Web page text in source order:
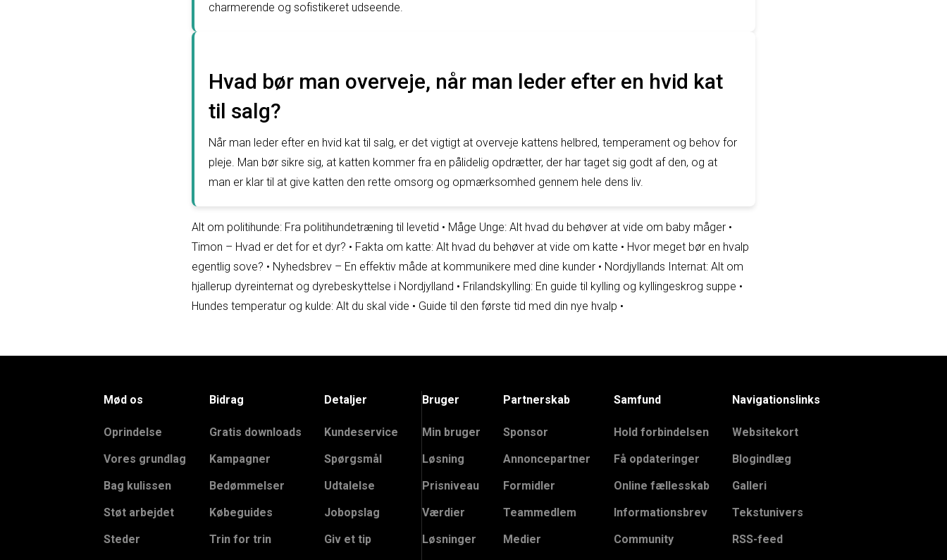
charmerende og sofistikeret udseende.
Hvad bør man overveje, når man leder efter en hvid kat
til salg?
Når man leder efter en hvid kat til salg, er det vigtigt at overveje kattens helbred, temperament og behov for
pleje. Man bør sikre sig, at katten kommer fra en pålidelig opdrætter, der har taget sig godt af den, og at
man er klar til at give katten den rette omsorg og opmærksomhed gennem hele dens liv.
Alt om politihunde: Fra politihundetræning til levetid • Måge Unge: Alt hvad du behøver at vide om baby måger •
Timon – Hvad er det for et dyr? • Fakta om katte: Alt hvad du behøver at vide om katte • Hvor meget bør en hvalp
egentlig sove? • Nyhedsbrev – En effektiv måde at kommunikere med dine kunder • Nordjyllands Internat: Alt om
hjallerup dyreinternat og dyrebeskyttelse i Nordjylland • Frilandskylling: En guide til kylling og kyllingeskrog suppe •
Hundes temperatur og kulde: Alt du skal vide • Guide til den første tid med din nye hvalp •
Mød os
Oprindelse
Vores grundlag
Bag kulissen
Støt arbejdet
Steder
Bidrag
Gratis downloads
Kampagner
Bedømmelser
Købeguides
Trin for trin
Detaljer
Kundeservice
Spørgsmål
Udtalelse
Jobopslag
Giv et tip
Bruger
Min bruger
Løsning
Prisniveau
Værdier
Løsninger
Partnerskab
Sponsor
Annoncepartner
Formidler
Teammedlem
Medier
Samfund
Hold forbindelsen
Få opdateringer
Online fællesskab
Informationsbrev
Community
Navigationslinks
Websitekort
Blogindlæg
Galleri
Tekstunivers
RSS-feed